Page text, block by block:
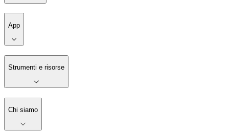
App
Strumenti e risorse
Chi siamo